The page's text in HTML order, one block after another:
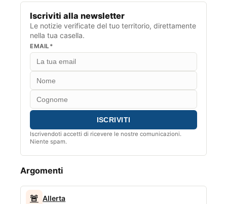
Iscriviti alla newsletter
Le notizie verificate del tuo territorio, direttamente
nella tua casella.
EMAIL*
Iscrivendoti accetti di ricevere le nostre comunicazioni.
Niente spam.
Argomenti
🚨 Allerta